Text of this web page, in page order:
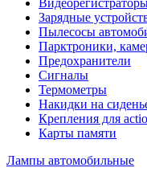
Зарядные
Пылесосы
Парктроники,
Предохранители
Сигналы
Термометры
Накидки на
Крепления для
Карты памяти
Лампы автомобильные